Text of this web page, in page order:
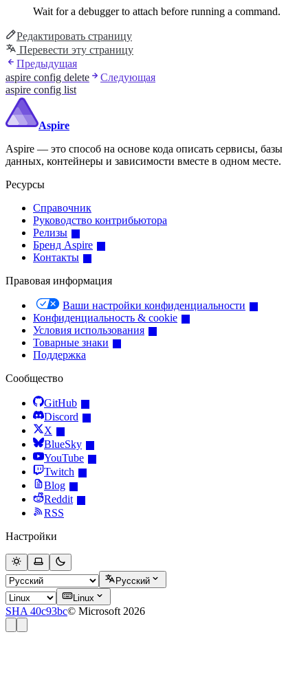
Wait for a debugger to attach before running a command.
Редактировать страницу
Перевести эту страницу
Предыдущая
aspire config delete
Следующая
aspire config list
Aspire
Aspire — это способ на основе кода описать сервисы, базы
данных, контейнеры и зависимости вместе в одном месте.
Ресурсы
Справочник
Руководство контрибьютора
Релизы
Бренд Aspire
Контакты
Правовая информация
Ваши настройки конфиденциальности
Конфиденциальность & cookie
Условия использования
Товарные знаки
Поддержка
Сообщество
GitHub
Discord
X
BlueSky
YouTube
Twitch
Blog
Reddit
RSS
Настройки
Русский
Linux
SHA 40c93bc© Microsoft 2026